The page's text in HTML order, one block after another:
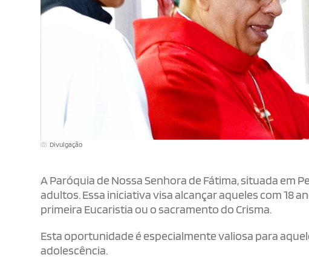
Divulgação
A Paróquia de Nossa Senhora de Fátima, situada em
adultos. Essa iniciativa visa alcançar aqueles com 18
primeira Eucaristia ou o sacramento do Crisma.
Esta oportunidade é especialmente valiosa para
adolescência.